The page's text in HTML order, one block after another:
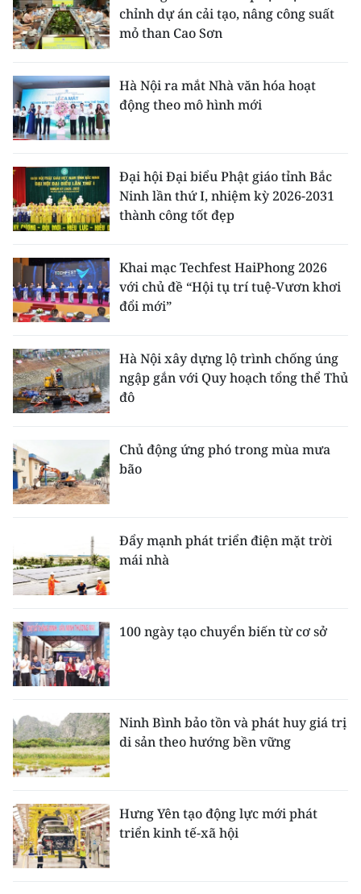
chỉnh dự án cải tạo, nâng công suất
mỏ than Cao Sơn
Hà Nội ra mắt Nhà văn hóa hoạt
động theo mô hình mới
Đại hội Đại biểu Phật giáo tỉnh Bắc
Ninh lần thứ I, nhiệm kỳ 2026-2031
thành công tốt đẹp
Khai mạc Techfest HaiPhong 2026
với chủ đề “Hội tụ trí tuệ-Vươn khơi
đổi mới”
Hà Nội xây dựng lộ trình chống úng
ngập gắn với Quy hoạch tổng thể Thủ
đô
Chủ động ứng phó trong mùa mưa
bão
Đẩy mạnh phát triển điện mặt trời
mái nhà
100 ngày tạo chuyển biến từ cơ sở
Ninh Bình bảo tồn và phát huy giá trị
di sản theo hướng bền vững
Hưng Yên tạo động lực mới phát
triển kinh tế-xã hội